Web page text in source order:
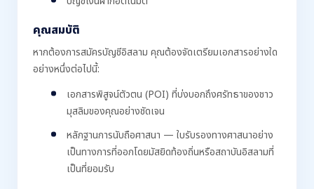
คุณสมบัติ
หากต้องการสมัครบัญชีอิสลาม คุณต้องจัดเตรียมเอกสารอย่างใด
อย่างหนึ่งต่อไปนี้:
เอกสารพิสูจน์ตัวตน (POI) ที่บ่งบอกถึงศรัทธาของชาว
มุสลิมของคุณอย่างชัดเจน
หลักฐานการนับถือศาสนา — ใบรับรองทางศาสนาอย่าง
เป็นทางการที่ออกโดยมัสยิดท้องถิ่นหรือสถาบันอิสลามที่
เป็นที่ยอมรับ